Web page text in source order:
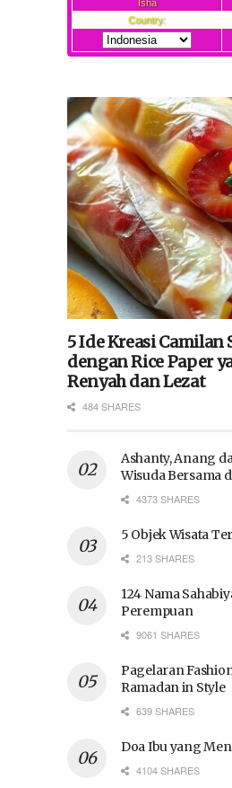
5 Ide Kreasi Camilan
dengan Rice Paper
Renyah dan Lezat
484 SHARES
Ashanty, Anang
Wisuda Bersama
4373 SHARES
5 Objek Wisata
213 SHARES
124 Nama
Perempuan
9061 SHARES
Pagelaran
Ramadan in Style
639 SHARES
Doa Ibu yang
4104 SHARES